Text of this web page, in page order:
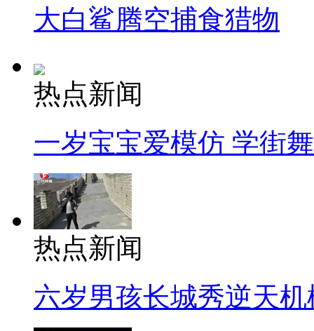
大白鲨腾空捕食猎物
热点新闻
一岁宝宝爱模仿 学街
热点新闻
六岁男孩长城秀逆天机